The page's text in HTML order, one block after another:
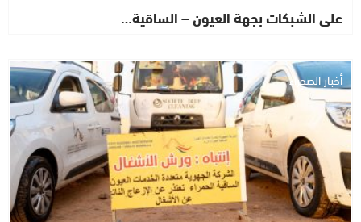
على الشبكات بجهة العيون – الساقية…
أخبار الصحراء